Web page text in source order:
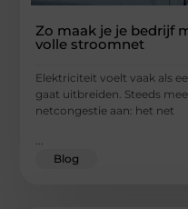
Zo maak je je bedrijf
volle stroomnet
Elektriciteit voelt vaak als
gaat uitbreiden. Steeds
netcongestie aan: het net
Blog